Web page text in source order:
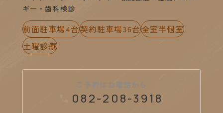
ギー・歯科検診
前面駐車場4台契約駐車場36台全室半個室
土曜診療
ご予約はお電話から
082-208-3918